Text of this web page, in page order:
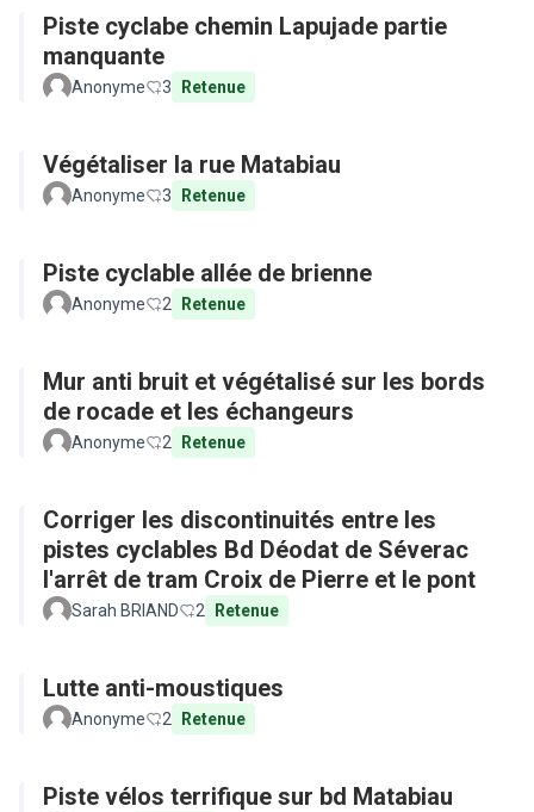
Piste cyclabe chemin Lapujade partie
manquante
Anonyme 3 Retenue
Végétaliser la rue Matabiau
Anonyme 3 Retenue
Piste cyclable allée de brienne
Anonyme 2 Retenue
Mur anti bruit et végétalisé sur les bords
de rocade et les échangeurs
Anonyme 2 Retenue
Corriger les discontinuités entre les
pistes cyclables Bd Déodat de Séverac
l'arrêt de tram Croix de Pierre et le pont
Sarah BRIAND 2 Retenue
Lutte anti-moustiques
Anonyme 2 Retenue
Piste vélos terrifique sur bd Matabiau